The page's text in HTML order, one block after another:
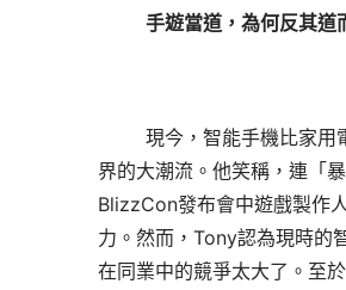
手遊當道，為何反其道
現今，智能手機比家用
界的大潮流。他笑稱，連「
BlizzCon發布會中遊戲製作
力。然而，Tony認為現時的
在同業中的競爭太大了。至